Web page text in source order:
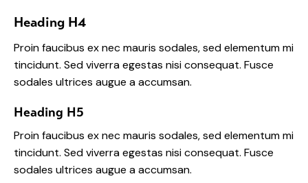
Heading H4
Proin faucibus ex nec mauris sodales, sed elementum mi
tincidunt. Sed viverra egestas nisi consequat. Fusce
sodales ultrices augue a accumsan.
Heading H5
Proin faucibus ex nec mauris sodales, sed elementum mi
tincidunt. Sed viverra egestas nisi consequat. Fusce
sodales ultrices augue a accumsan.